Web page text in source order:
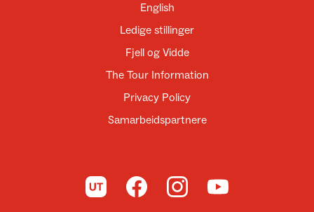
English
Ledige stillinger
Fjell og Vidde
The Tour Information
Privacy Policy
Samarbeidspartnere
To UT.noTo DNT on Facebook
To DNT on Instagram
To DNT on YouTube